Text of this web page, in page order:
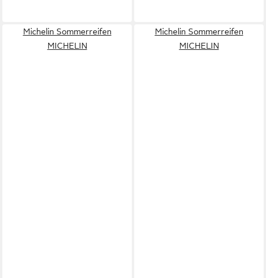
Michelin Sommerreifen
MICHELIN
Michelin Sommerreifen
MICHELIN